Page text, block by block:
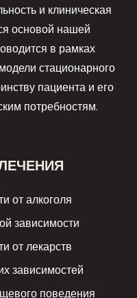
и клиническая
основой нашей
в рамках
стационарного
пациента и его
потребностям.
от алкоголя
зависимости
от лекарств
зависимостей